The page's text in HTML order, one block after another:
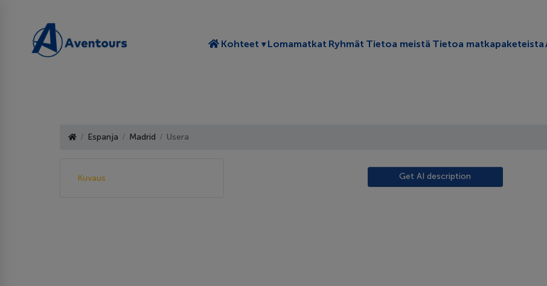
Kohteet Toggle submenu
Lomamatkat Ryhmät Tietoa meistä Tietoa matkapaketeista
Espanja Madrid Usera
Kuvaus Get AI description